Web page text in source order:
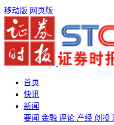
移动版 网页版
首页
快讯
新闻
要闻 金融 评论 产经 创投